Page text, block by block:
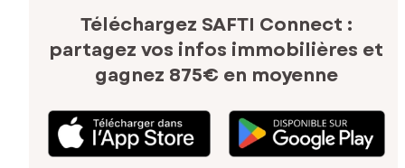
Téléchargez SAFTI Connect :
partagez vos infos immobilières et
gagnez 875€ en moyenne